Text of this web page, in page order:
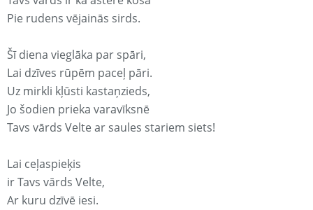
Pie rudens vējainās sirds.
Šī diena vieglāka par spāri,
Lai dzīves rūpēm paceļ pāri.
Uz mirkli kļūsti kastaņzieds,
Jo šodien prieka varavīksnē
Tavs vārds Velte ar saules stariem siets!
Lai ceļaspieķis
ir Tavs vārds Velte,
Ar kuru dzīvē iesi.